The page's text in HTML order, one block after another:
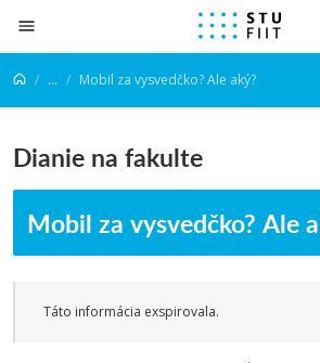
Prejsť na obsah
... Mobil za vysvedčko? Ale aký?
Dianie na fakulte
Mobil za vysvedčko? Ale
Táto informácia exspirovala.